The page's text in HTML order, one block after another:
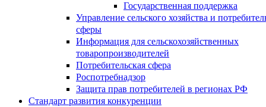
Государственная поддержка
Управление сельского хозяйства и
сферы
Информация для сельскохозяйственных
товаропроизводителей
Потребительская сфера
Роспотребнадзор
Защита прав потребителей в регионах РФ
Стандарт развития конкуренции